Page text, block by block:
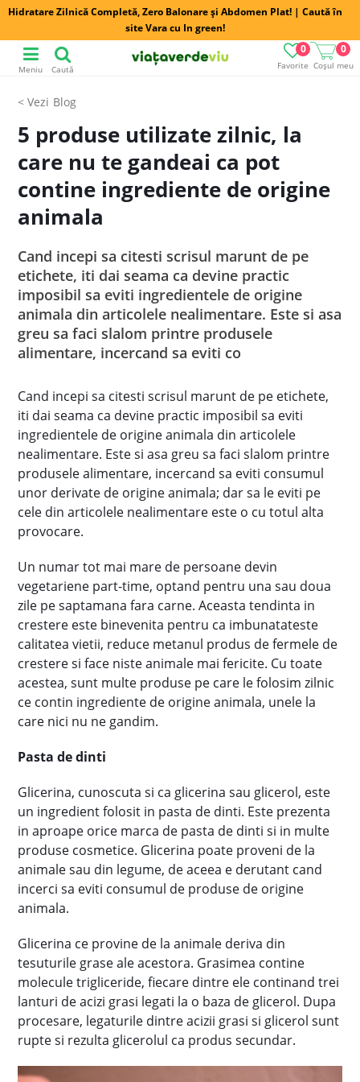
Hidratare Zilnică Completă, Zero Balonare și Abdomen Plat! | Caută în
site Vara cu In green!
Favorite
0
Coșul meu
0
Meniu Caută
Blog
5 produse utilizate zilnic, la
care nu te gandeai ca pot
contine ingrediente de origine
animala
Cand incepi sa citesti scrisul marunt de pe
etichete, iti dai seama ca devine practic
imposibil sa eviti ingredientele de origine
animala din articolele nealimentare. Este si asa
greu sa faci slalom printre produsele
alimentare, incercand sa eviti co
Cand incepi sa citesti scrisul marunt de pe etichete,
iti dai seama ca devine practic imposibil sa eviti
ingredientele de origine animala din articolele
nealimentare. Este si asa greu sa faci slalom printre
produsele alimentare, incercand sa eviti consumul
unor derivate de origine animala; dar sa le eviti pe
cele din articolele nealimentare este o cu totul alta
provocare.
Un numar tot mai mare de persoane devin
vegetariene part-time, optand pentru una sau doua
zile pe saptamana fara carne. Aceasta tendinta in
crestere este binevenita pentru ca imbunatateste
calitatea vietii, reduce metanul produs de fermele de
crestere si face niste animale mai fericite. Cu toate
acestea, sunt multe produse pe care le folosim zilnic
ce contin ingrediente de origine animala, unele la
care nici nu ne gandim.
Pasta de dinti
Glicerina, cunoscuta si ca glicerina sau glicerol, este
un ingredient folosit in pasta de dinti. Este prezenta
in aproape orice marca de pasta de dinti si in multe
produse cosmetice. Glicerina poate proveni de la
animale sau din legume, de aceea e derutant cand
incerci sa eviti consumul de produse de origine
animala.
Glicerina ce provine de la animale deriva din
tesuturile grase ale acestora. Grasimea contine
molecule trigliceride, fiecare dintre ele continand trei
lanturi de acizi grasi legati la o baza de glicerol. Dupa
procesare, legaturile dintre acizii grasi si glicerol sunt
rupte si rezulta glicerolul ca produs secundar.